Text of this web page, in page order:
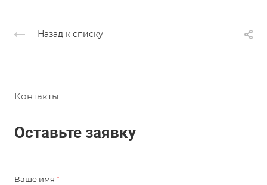
Назад к списку
Контакты
Оставьте заявку
Ваше имя *